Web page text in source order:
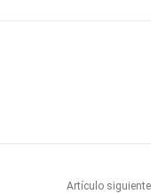
Artículo siguiente